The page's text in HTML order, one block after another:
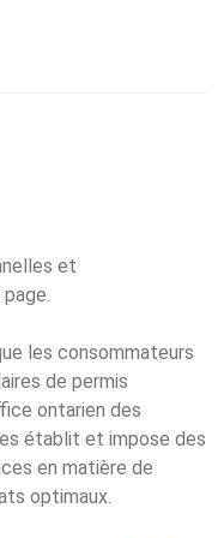
et
les consommateurs
de permis
ontarien des
établit et impose des
en matière de
optimaux.